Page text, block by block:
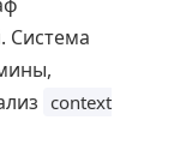
Система
context